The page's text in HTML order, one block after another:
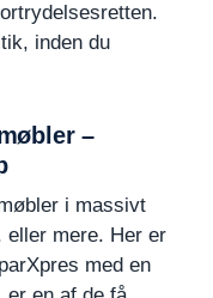
inden du
–
i massivt
mere. Her er
med en